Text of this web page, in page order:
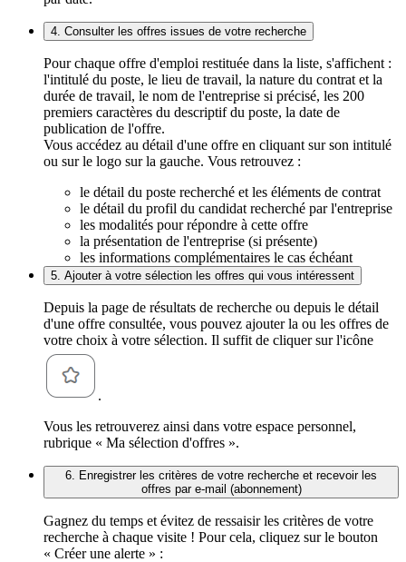
4. Consulter les offres issues de votre recherche
Pour chaque offre d'emploi restituée dans la liste, s'affichent :
l'intitulé du poste, le lieu de travail, la nature du contrat et la
durée de travail, le nom de l'entreprise si précisé, les 200
premiers caractères du descriptif du poste, la date de
publication de l'offre.
Vous accédez au détail d'une offre en cliquant sur son intitulé
ou sur le logo sur la gauche. Vous retrouvez :
le détail du poste recherché et les éléments de contrat
le détail du profil du candidat recherché par l'entreprise
les modalités pour répondre à cette offre
la présentation de l'entreprise (si présente)
les informations complémentaires le cas échéant
5. Ajouter à votre sélection les offres qui vous intéressent
Depuis la page de résultats de recherche ou depuis le détail
d'une offre consultée, vous pouvez ajouter la ou les offres de
votre choix à votre sélection. Il suffit de cliquer sur l'icône
.
Vous les retrouverez ainsi dans votre espace personnel,
rubrique « Ma sélection d'offres ».
6. Enregistrer les critères de votre recherche et recevoir les
offres par e-mail (abonnement)
Gagnez du temps et évitez de ressaisir les critères de votre
recherche à chaque visite ! Pour cela, cliquez sur le bouton
« Créer une alerte » :